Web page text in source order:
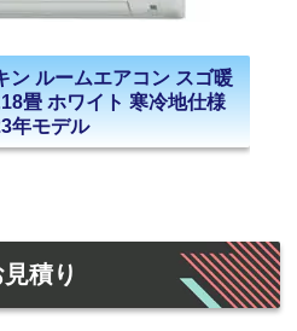
ン ルームエアコン スゴ暖
畳 ホワイト 寒冷地仕様
年モデル
積り